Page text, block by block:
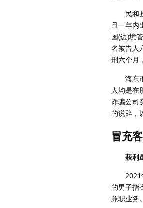
民和县
且一年内
国(边)境
名被告人
刑六个月
海东市
人均是在
诈骗公司
的说辞，
冒充
获利
2021年
的男子指
兼职业务